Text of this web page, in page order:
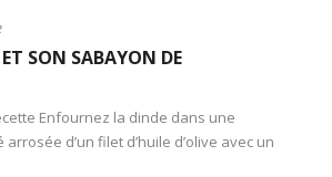
SON SABAYON DE
Enfournez la dinde dans une
d’un filet d’huile d’olive avec un